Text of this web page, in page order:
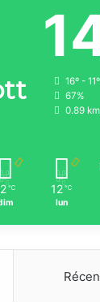
16º - 11º
67%
0.89
℃ 12 ℃
lun